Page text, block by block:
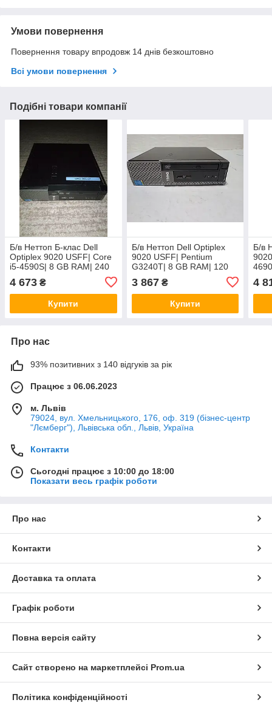
Умови повернення
Повернення товару впродовж 14 днів безкоштовно
Всі умови повернення
Подібні товари компанії
Б/в Неттоп Б-клас Dell
Optiplex 9020 USFF| Core
i5-4590S| 8 GB RAM| 240
4 673 ₴
Купити
Б/в Неттоп Dell Optiplex
9020 USFF| Pentium
G3240T| 8 GB RAM| 120
3 867₴
Купити
Б/в
4
Про нас
93% позитивних з 140 відгуків за рік
Працює з 06.06.2023
м. Львів
79024, вул. Хмельницького, 176, оф. 319 (бізнес-центр
"Лємберг"), Львівська обл., Львів, Україна
Контакти
Сьогодні працює з 10:00 до 18:00
Показати весь графік роботи
Про нас
Контакти
Доставка та оплата
Графік роботи
Повна версія сайту
Сайт створено на маркетплейсі Prom.ua
Політика конфіденційності